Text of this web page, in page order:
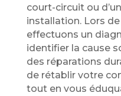
court-circuit ou
installation. Lors
effectuons un
identifier la cause
des réparations
de rétablir votre
tout en vous